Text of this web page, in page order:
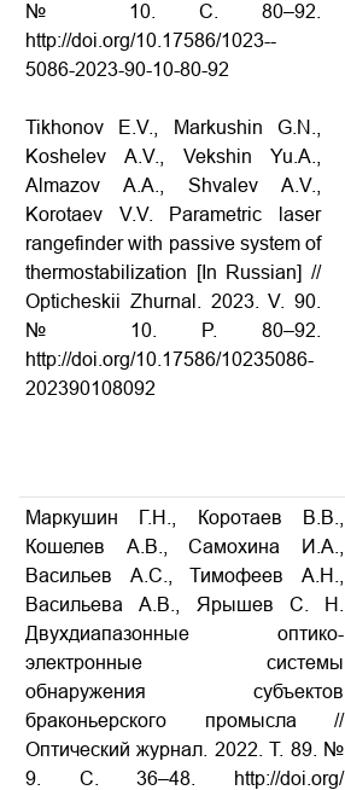
№ 10. С. 80–92.
http://doi.org/10.17586/1023-­
5086­-2023­-90-­10­-80-­92
Tikhonov E.V., Markushin G.N.,
Koshelev А.V., Vekshin Yu.A.,
Аlmazov А.А., Shvalev А.V.,
Korotaev V.V. Parametric laser
rangefinder with passive system of
thermostabilization [In Russian] //
Opticheskii Zhurnal. 2023. V. 90.
№ 10. P. 80–92.
http://doi.org/10.17586/1023­5086­
2023­90­10­80­92
Маркушин Г.Н., Коротаев В.В.,
Кошелев А.В., Самохина И.А.,
Васильев А.С., Тимофеев А.Н.,
Васильева А.В., Ярышев С. Н.
Двухдиапазонные оптико-
электронные системы
обнаружения субъектов
браконьерского промысла //
Оптический журнал. 2022. Т. 89. №
9. С. 36–48. http://doi.org/